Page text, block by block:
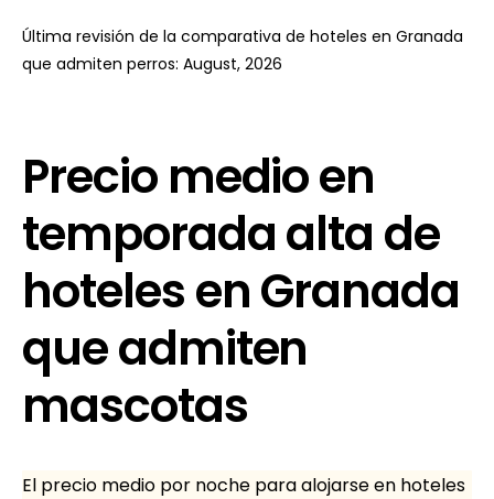
Última revisión de la comparativa de hoteles en Granada
que admiten perros: August, 2026
Precio medio en
temporada alta de
hoteles en Granada
que admiten
mascotas
El precio medio por noche para alojarse en hoteles